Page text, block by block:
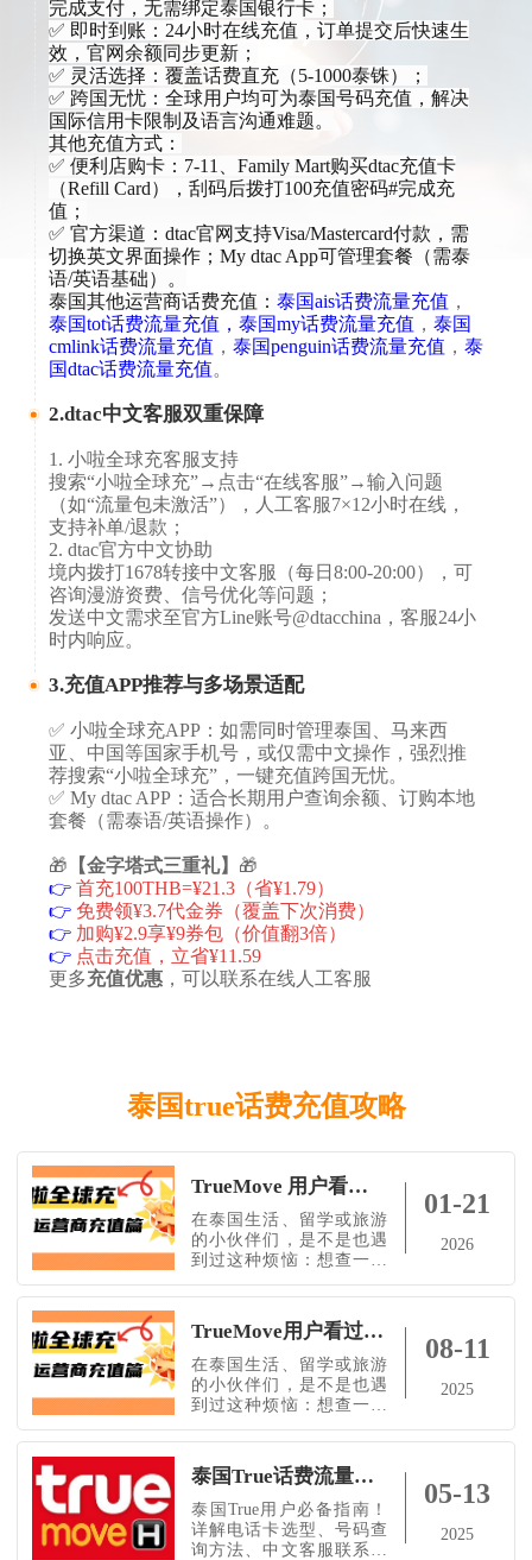
完成支付，无需绑定泰国银行卡；
✅ ​​即时到账​​：24小时在线充值，订单提交后快速生
效，官网余额同步更新；
✅ ​​灵活选择​​：覆盖话费直充（5-1000泰铢）；
✅ ​​跨国无忧​​：全球用户均可为泰国号码充值，解决
国际信用卡限制及语言沟通难题。
​​其他充值方式​​：
✅ ​​便利店购卡​​：7-11、Family Mart购买dtac充值卡
（Refill Card），刮码后拨打100充值密码#完成充
值；
✅ ​​官方渠道​​：dtac官网支持Visa/Mastercard付款，需
切换英文界面操作；My dtac App可管理套餐（需泰
语/英语基础）。
泰国其他运营商话费充值： 泰国ais话费流量充值 ，
泰国tot话费流量充值， 泰国my话费流量充值 ， 泰国
cmlink话费流量充值 ， 泰国penguin话费流量充值 ， 泰
国dtac话费流量充值。
2.dtac中文客服双重保障
1. 小啦全球充客服支持​​
搜索“小啦全球充”→点击“在线客服”→输入问题
（如“流量包未激活”），人工客服7×12小时在线，
支持补单/退款；
​​2. dtac官方中文协助​​
境内拨打1678转接中文客服（每日8:00-20:00），可
咨询漫游资费、信号优化等问题；
发送中文需求至官方Line账号@dtacchina，客服24小
时内响应。
3.充值APP推荐与多场景适配
✅ ​​小啦全球充APP​​：如需同时管理泰国、马来西
亚、中国等国家手机号，或仅需中文操作，强烈推
荐搜索“小啦全球充”，一键充值跨国无忧。
✅ ​​My dtac APP​​：适合长期用户查询余额、订购本地
套餐（需泰语/英语操作）。
🎁 【金字塔式三重礼】 🎁
👉 首充100THB=¥21.3（省¥1.79）
👉 免费领¥3.7代金券（覆盖下次消费）
👉 加购¥2.9享¥9券包（价值翻3倍）
👉 点击充值，立省¥11.59
更多充值优惠，可以联系在线人工客服
泰国true话费充值攻略
TrueMove 用户看过来！在泰国查余额、充流量就用这个神器，真方便！
在泰国生活、留学或旅游
的小伙伴们，是不是也遇
到过这种烦恼：想查一下
额，不知道从哪下手？出
门想充点话费或流量，却
找不到合适渠道？人在国
内，也想帮朋友给
TrueMove 手机号充话费？
别急，今天这篇超实用教
定TrueMove 查询方式，再
搭配上超方便的小啦全球
充话费工具，几步轻
01-21
2026
TrueMove用户看过来！在泰国查余额、充流量就用这个神器，真方便！
在泰国生活、留学或旅游
的小伙伴们，是不是也遇
到过这种烦恼：想查一下
额，不知道从哪下手？出
门想充点话费或流量，却
找不到合适渠道？人在国
内，也想帮朋友给
TrueMove手机号充话费？
别急，今天这篇超实用教
08-11
2025
泰国True话费流量充值全攻略｜小啦全球充教你查号码、联系中文客服与极速充值​
泰国True用户必备指南！
详解电话卡选型、号码查
询方法、中文客服联系方
05-13
2025